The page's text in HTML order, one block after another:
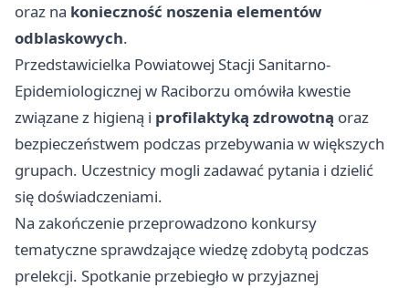
oraz na konieczność noszenia elementów
odblaskowych.
Przedstawicielka Powiatowej Stacji Sanitarno-
Epidemiologicznej w Raciborzu omówiła kwestie
związane z higieną i profilaktyką zdrowotną oraz
bezpieczeństwem podczas przebywania w większych
grupach. Uczestnicy mogli zadawać pytania i dzielić
się doświadczeniami.
Na zakończenie przeprowadzono konkursy
tematyczne sprawdzające wiedzę zdobytą podczas
prelekcji. Spotkanie przebiegło w przyjaznej